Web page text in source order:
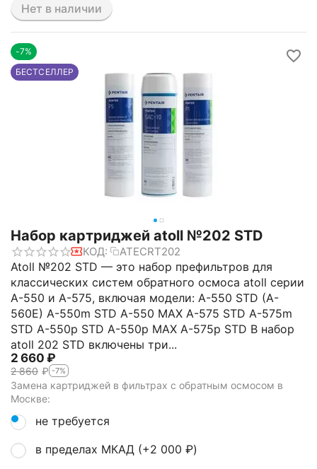
Нет в наличии
-7%
БЕСТСЕЛЛЕР
Набор картриджей atoll №202 STD
КОД: ATECRT202
Atoll №202 STD — это набор префильтров для
классических систем обратного осмоса atoll серии
A-550 и A-575, включая модели: A-550 STD (A-
560E) A-550m STD A-550 MAX A-575 STD A-575m
STD A-550p STD A-550p MAX A-575p STD В набор
atoll 202 STD включены три...
2 660 ₽
2 860 ₽ -7%
Замена картриджей в фильтрах с обратным осмосом в
Москве:
не требуется
в пределах МКАД (+2 000 ₽)